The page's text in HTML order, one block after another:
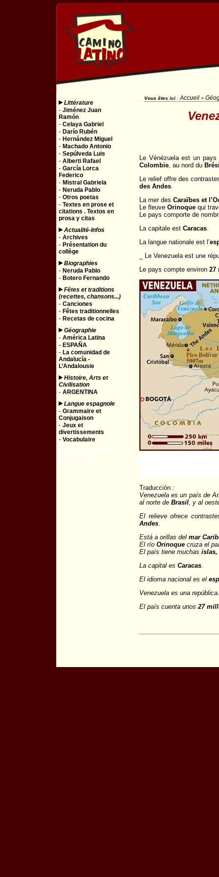
Littérature
- Jiménez Juan
Ramón
- Celaya Gabriel
- Darío Rubén
- Hernández Miguel
- Machado Antonio
- Sepúlveda Luis
- Alberti Rafael
- García Lorca
Federico
- Mistral Gabriela
- Neruda Pablo
- Otros poetas
- Textes en prose et
citations . Textos en
prosa y citas
Actualité-Infos
- Archives
- Présentation du
collège
Biographies
- Neruda Pablo
- Botero Fernando
Fêtes et traditions
(recettes, chansons...)
- Canciones
- Fêtes traditionnelles
- Recetas de cocina
Géographie
- América Latina
- ESPAÑA
- La comunidad de
Andalucía -
L’Andalousie
Histoire, Arts et
Civilisation
- ARGENTINA
Langue espagnole
- Grammaire et
Conjugaison
- Jeux et
divertissements
- Vocabulaire
Vous êtes ici : Accueil >
Le Vénézuela est un
Colombie, au nord du
Le relief offre des
des Andes.
La mer des Caraïbes et
Le fleuve Orinoque qui
Le pays comporte de
La capitale est Caracas.
La langue nationale est l’
_ Le Venezuela est une
Le pays compte environ 27
Traducción :
Venezuela es un país de
al norte de Brasil, y al
El relieve ofrece
Andes.
Está a orillas del mar
El río Orinoque cruza el
El país tiene muchas islas,
La capital es Caracas.
El idioma nacional es el
Venezuela es una
El país cuenta unos27